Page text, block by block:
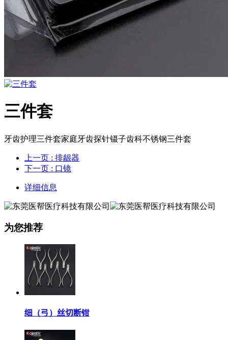
三件套
牙齿护理三件套家庭牙齿探针镊子齿科不锈钢三件套
上一页 : 排龈器
下一页 : 口镜
详细信息
为您推荐
细（弓）丝切断钳